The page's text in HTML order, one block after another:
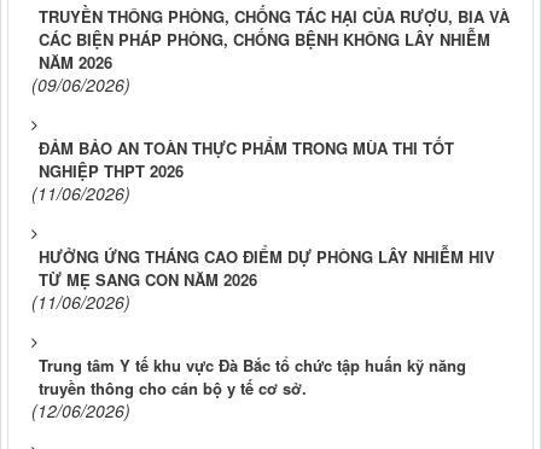
TRUYỀN THÔNG PHÒNG, CHỐNG TÁC HẠI CỦA RƯỢU, BIA VÀ
CÁC BIỆN PHÁP PHÒNG, CHỐNG BỆNH KHÔNG LÂY NHIỄM
NĂM 2026
(09/06/2026)
ĐẢM BẢO AN TOÀN THỰC PHẨM TRONG MÙA THI TỐT
NGHIỆP THPT 2026
(11/06/2026)
HƯỞNG ỨNG THÁNG CAO ĐIỂM DỰ PHÒNG LÂY NHIỄM HIV
TỪ MẸ SANG CON NĂM 2026
(11/06/2026)
Trung tâm Y tế khu vực Đà Bắc tổ chức tập huấn kỹ năng
truyền thông cho cán bộ y tế cơ sở.
(12/06/2026)